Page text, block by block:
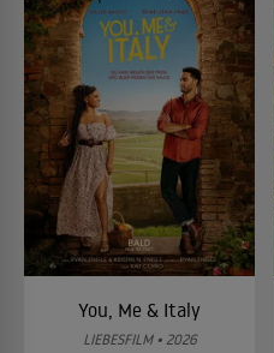
You, Me & Italy
LIEBESFILM • 2026